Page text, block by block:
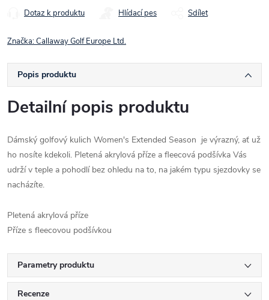
Dotaz k produktu Hlídací pes Sdílet
Značka:Callaway Golf Europe Ltd.
Popis produktu
Detailní popis produktu
Dámský golfový kulich Women's Extended Season je výrazný, ať už
ho nosíte kdekoli. Pletená akrylová příze a fleecová podšívka Vás
udrží v teple a pohodlí bez ohledu na to, na jakém typu sjezdovky se
nacházíte.
Pletená akrylová příze
Příze s fleecovou podšívkou
Parametry produktu
Recenze